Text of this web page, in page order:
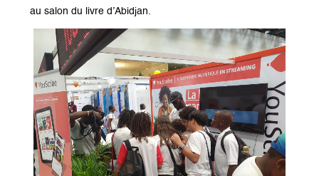
au salon du livre d’Abidjan.